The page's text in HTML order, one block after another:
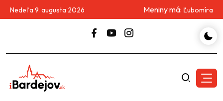
Nedeľa 9. augusta 2026 Meniny má: Ľubomíra